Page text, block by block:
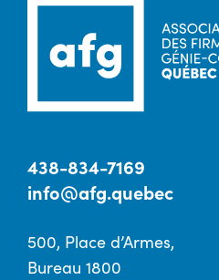
438-834-7169
info@afg.quebec
500, Place d’Armes,
Bureau 1800